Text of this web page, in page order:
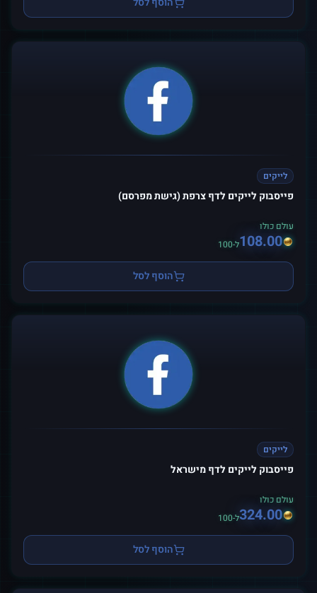
לייקים
פייסבוק לייקים לדף צרפת (גישת מפרסם)
עולם כולו
108.00ל-100
הוסף לסל
לייקים
פייסבוק לייקים לדף מישראל
עולם כולו
324.00ל-100
הוסף לסל